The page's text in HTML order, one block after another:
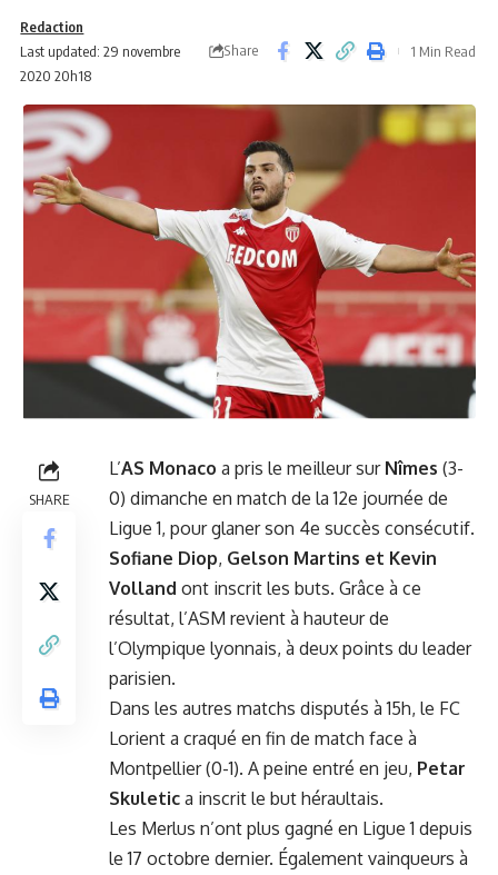
Last updated: 29 novembre
2020 20h18
Redaction
Share
1 Min Read
SHARE
L’AS Monaco a pris le meilleur sur Nîmes (3-
0) dimanche en match de la 12e journée de
Ligue 1, pour glaner son 4e succès consécutif.
Sofiane Diop, Gelson Martins et Kevin
Volland ont inscrit les buts. Grâce à ce
résultat, l’ASM revient à hauteur de
l’Olympique lyonnais, à deux points du leader
parisien.
Dans les autres matchs disputés à 15h, le FC
Lorient a craqué en fin de match face à
Montpellier (0-1). A peine entré en jeu, Petar
Skuletic a inscrit le but héraultais.
Les Merlus n’ont plus gagné en Ligue 1 depuis
le 17 octobre dernier. Également vainqueurs à